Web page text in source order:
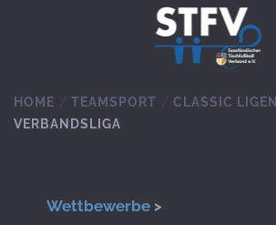
Zum Hauptinhalt springen
HOME TEAMSPORT
CLASSIC LIGEN
VERBANDSLIGA
Wettbewerbe >